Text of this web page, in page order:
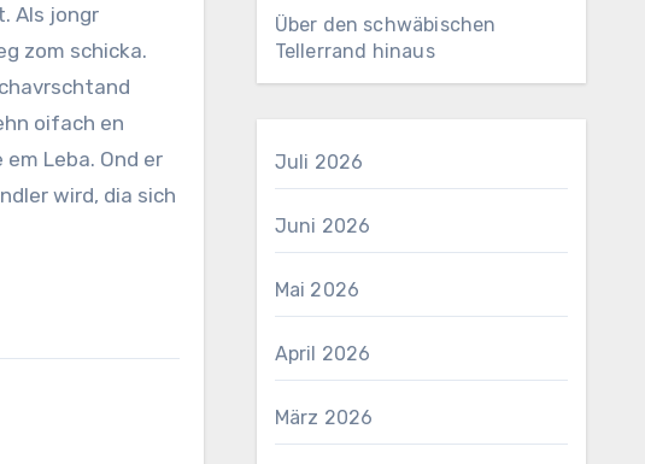
Als jongr
zom schicka.
oifach en
Leba. Ond er
wird, dia sich
Über den schwäbischen
Tellerrand hinaus
Juli 2026
Juni 2026
Mai 2026
April 2026
März 2026